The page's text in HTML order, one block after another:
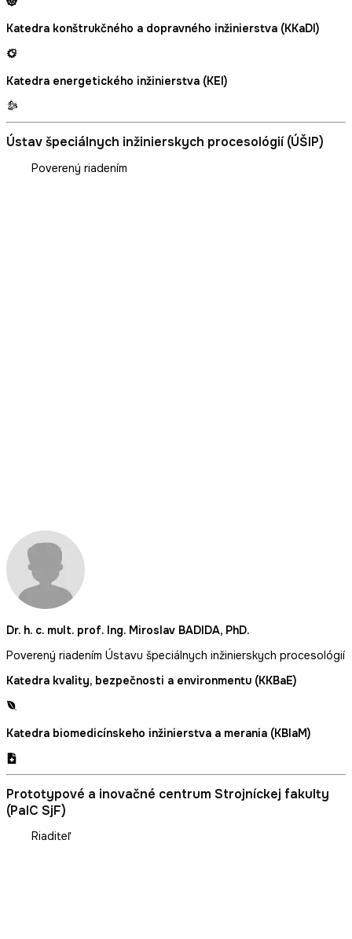
Katedra konštrukčného a dopravného inžinierstva (KKaDI)
Katedra energetického inžinierstva (KEI)
Ústav špeciálnych inžinierskych procesológií (ÚŠIP)
Poverený riadením
Dr. h. c. mult. prof. Ing. Miroslav BADIDA, PhD.
Poverený riadením Ústavu špeciálnych inžinierskych procesológií
Katedra kvality, bezpečnosti a environmentu (KKBaE)
Katedra biomedicínskeho inžinierstva a merania (KBIaM)
Prototypové a inovačné centrum Strojníckej fakulty
(PaIC SjF)
Riaditeľ